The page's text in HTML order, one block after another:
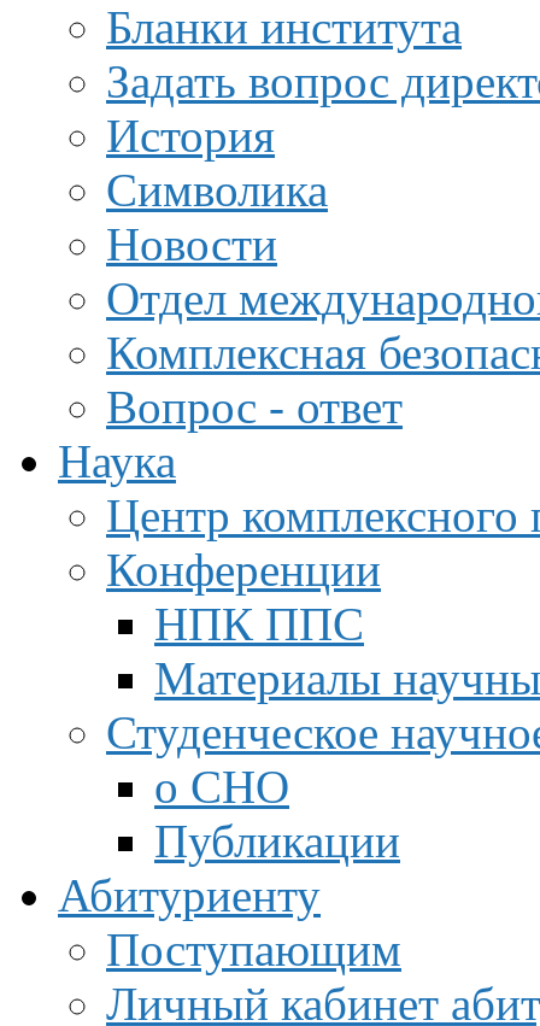
Бланки института
Задать вопрос
История
Символика
Новости
Отдел
Комплексная
Вопрос - ответ
Наука
Центр
Конференции
НПК ППС
Материалы
Студенческое
о СНО
Публикации
Абитуриенту
Поступающим
Личный кабинет